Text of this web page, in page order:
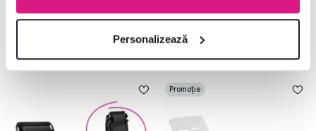
Personalizează
Promoție